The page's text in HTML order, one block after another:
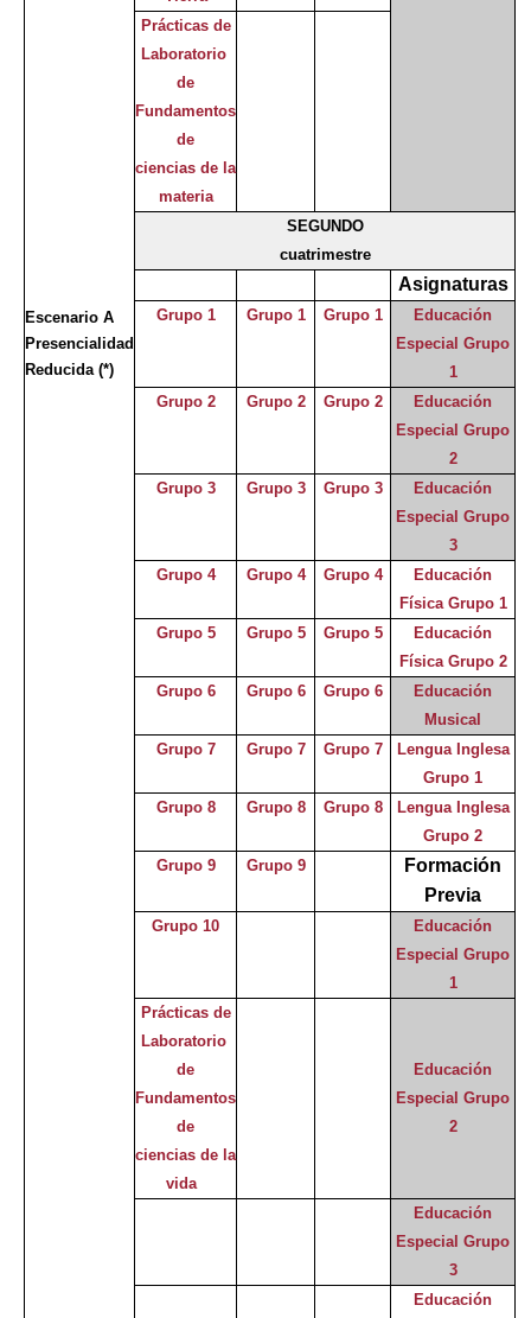
Escenario A
Presencialidad
Reducida(*)
Prácticas de
Laboratorio
de
Fundamentos
de
ciencias de la
materia
SEGUNDO
cuatrimestre
Asignaturas
Grupo 1 Grupo 1 Grupo 1
Educación
Especial Grupo
1
Grupo 2
Grupo 2 Grupo 2
Educación
Especial Grupo
2
Grupo 3
Grupo 3 Grupo 3
Educación
Especial Grupo
3
Grupo 4
Grupo 4 Grupo 4
Educación
Física Grupo 1
Grupo 5
Grupo 5 Grupo 5
Educación
Física Grupo 2
Grupo 6
Grupo 6 Grupo 6
Educación
Musical
Grupo 7
Grupo 7 Grupo 7
Lengua Inglesa
Grupo 1
Grupo 8
Grupo 8 Grupo 8
Lengua Inglesa
Grupo 2
Grupo 9
Grupo 9
Formación
Previa
Grupo 10
Educación
Especial Grupo
1
Prácticas de
Laboratorio
de
Fundamentos
de
ciencias de la
vida
Educación
Especial Grupo
2
Educación
Especial Grupo
3
Educación